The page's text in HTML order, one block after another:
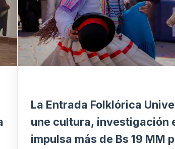
La Entrada Folklórica
une cultura, investigación
impulsa más de Bs 19 MM